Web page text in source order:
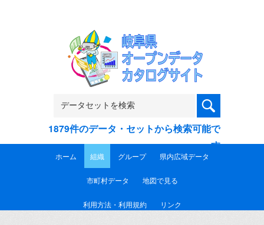
1879件のデータ・セットから検索可能で
す
ホーム 組織 グループ 県内広域データ
市町村データ 地図で見る
利用方法・利用規約 リンク